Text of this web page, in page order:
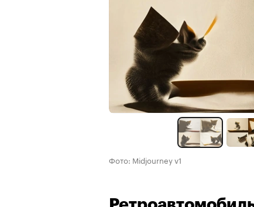
Фото: Midjourney v1